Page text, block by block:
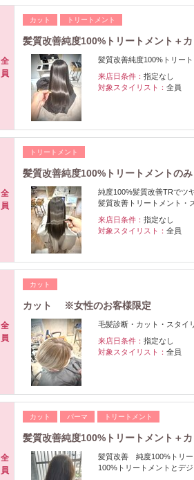
全
員
カット トリートメント
髪質改善純度100%トリートメント＋カ
髪質改善純度100%トリー
来店日条件： 指定なし
対象スタイリスト： 全員
全
員
トリートメント
髪質改善純度100%トリートメントの
純度100%髪質改善TRでツ
髪質改善トリートメント・
来店日条件： 指定なし
対象スタイリスト： 全員
全
員
カット
カット ※女性のお客様限定
毛髪診断・カット・スタイ
来店日条件： 指定なし
対象スタイリスト： 全員
全
員
カット パーマ トリートメント
髪質改善純度100%トリートメント＋
髪質改善 純度100%トリ
100%トリートメントとデ